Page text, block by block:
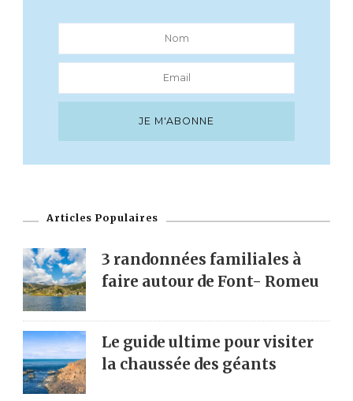
Articles Populaires
3 randonnées familiales à
faire autour de Font- Romeu
Le guide ultime pour visiter
la chaussée des géants